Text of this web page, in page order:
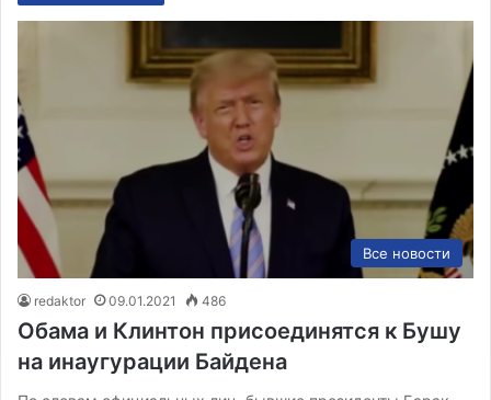
Все новости
redaktor 09.01.2021 486
Обама и Клинтон присоединятся к Бушу
на инаугурации Байдена